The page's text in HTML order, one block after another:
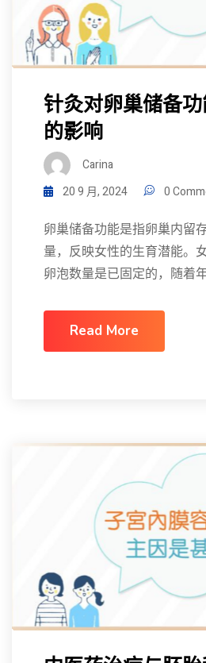
针灸对卵巢储备
的影响
Carina
20 9 月, 2024
0
卵巢储备功能是指卵巢内留
量，反映女性的生育潜能。
卵泡数量是已固定的，随着
Read More